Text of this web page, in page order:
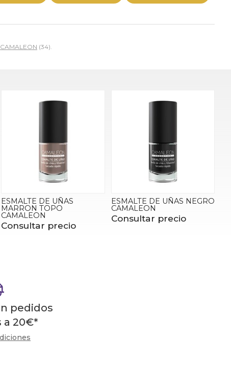
CAMALEON (34).
ESMALTE DE UÑAS
MARRON TOPO
CAMALEON
Consultar precio
ESMALTE DE UÑAS NEGRO
CAMALEON
Consultar precio
pedidos
a 20€*